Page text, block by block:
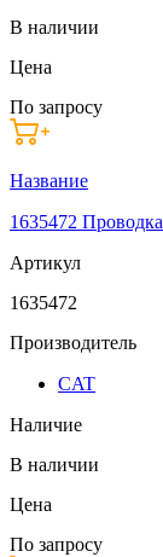
В наличии
Цена
По запросу
Название
1635472 Проводка
Артикул
1635472
Производитель
CAT
Наличие
В наличии
Цена
По запросу